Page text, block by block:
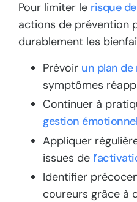
Pour limiter le risque
actions de prévention
durablement les
Prévoir un plan
symptômes
Continuer à
gestion
Appliquer
issues de
Identifier
coureurs grâce à